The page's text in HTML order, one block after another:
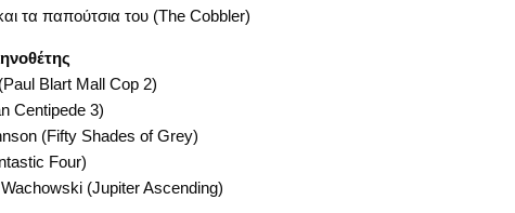
τα παπούτσια του (The Cobbler)
Blart Mall Cop 2)
Centipede 3)
(Fifty Shades of Grey)
Four)
(Jupiter Ascending)